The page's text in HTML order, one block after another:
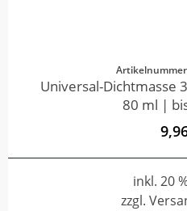
Universal-Dichtmasse
80 ml |
inkl. 20
zzgl.